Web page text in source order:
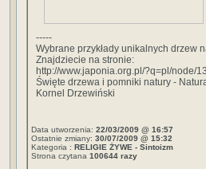
-----
Wybrane przykłady unikalnych drzew
Znajdziecie na stronie:
http://www.japonia.org.pl/?q=pl/node/
Święte drzewa i pomniki natury -
Kornel Drzewiński
Data utworzenia: 22/03/2009 @ 16:57
Ostatnie zmiany: 30/07/2009 @ 15:32
Kategoria : RELIGIE ŻYWE - Sintoizm
Strona czytana 100644 razy